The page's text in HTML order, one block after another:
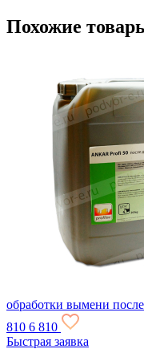
Похожие
обработки вымени
810 6 810
Быстрая заявка